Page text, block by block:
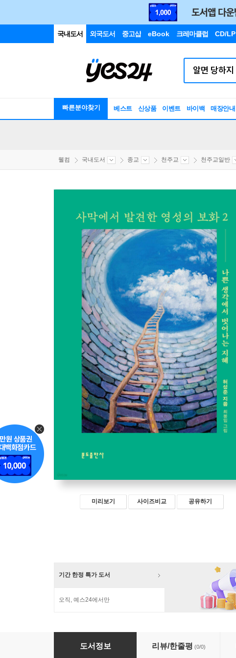
국내도서 외국도서 중고샵 eBook 크레마클럽 CD/LP
빠른분야찾기 베스트 신상품 이벤트 바이백 매장안내
웰컴 국내도서 종교 천주교 천주교일반
미리보기 사이즈비교 공유하기
기간 한정 특가 도서
오직, 예스24에서만
사막에서 발견한 영성의 보화 2
도서정보 리뷰/한줄평 (0/0)